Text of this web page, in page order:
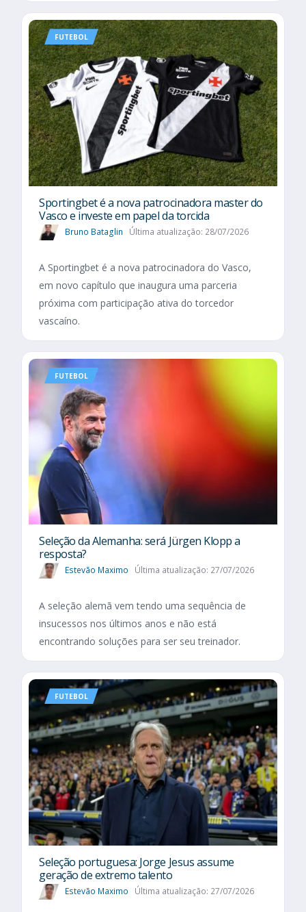
FUTEBOL
Sportingbet é a nova patrocinadora master do
Vasco e investe em papel da torcida
Bruno Bataglin Última atualização: 28/07/2026
A Sportingbet é a nova patrocinadora do Vasco,
em novo capítulo que inaugura uma parceria
próxima com participação ativa do torcedor
vascaíno.
FUTEBOL
Seleção da Alemanha: será Jürgen Klopp a
resposta?
Estevão Maximo Última atualização: 27/07/2026
A seleção alemã vem tendo uma sequência de
insucessos nos últimos anos e não está
encontrando soluções para ser seu treinador.
FUTEBOL
Seleção portuguesa: Jorge Jesus assume
geração de extremo talento
Estevão Maximo Última atualização: 27/07/2026